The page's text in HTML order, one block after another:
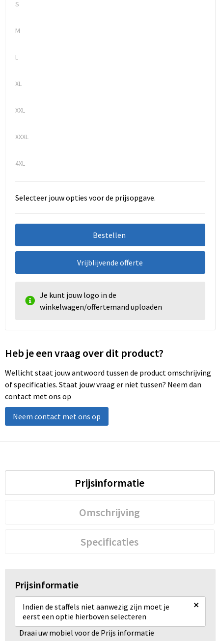
S
M
L
XL
XXL
XXXL
4XL
Selecteer jouw opties voor de prijsopgave.
Bestellen
Vrijblijvende offerte
Je kunt jouw logo in de
winkelwagen/offertemand uploaden
Heb je een vraag over dit product?
Wellicht staat jouw antwoord tussen de product omschrijving
of specificaties. Staat jouw vraag er niet tussen? Neem dan
contact met ons op
Neem contact met ons op
Prijsinformatie
Omschrijving
Specificaties
Prijsinformatie
Indien de staffels niet aanwezig zijn moet je
eerst een optie hierboven selecteren
×
Draai uw mobiel voor de Prijs informatie